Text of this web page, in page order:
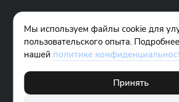
Название - www.sportliga.com
Учредитель СМИ сетевого издания
О.Н.
Главный редактор СМИ сетевого издания
Хаимов Д.И.
Мы используем файлы cookie для
пользовательского опыта.
нашей политике
Принять